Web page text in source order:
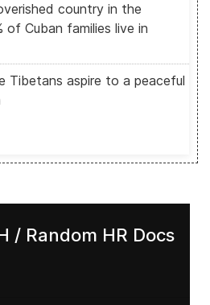
country in the
of Cuban families live in
Tibetans aspire to a peaceful
/ Random HR Docs